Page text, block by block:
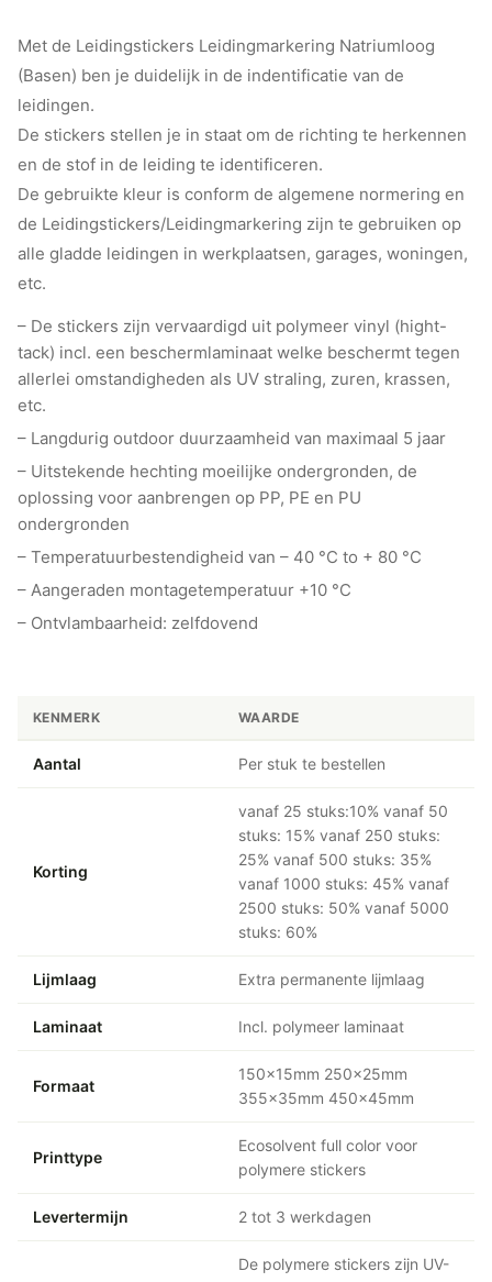
Met de Leidingstickers Leidingmarkering Natriumloog
(Basen) ben je duidelijk in de indentificatie van de
leidingen.
De stickers stellen je in staat om de richting te herkennen
en de stof in de leiding te identificeren.
De gebruikte kleur is conform de algemene normering en
de Leidingstickers/Leidingmarkering zijn te gebruiken op
alle gladde leidingen in werkplaatsen, garages, woningen,
etc.
– De stickers zijn vervaardigd uit polymeer vinyl (hight-
tack) incl. een beschermlaminaat welke beschermt tegen
allerlei omstandigheden als UV straling, zuren, krassen,
etc.
– Langdurig outdoor duurzaamheid van maximaal 5 jaar
– Uitstekende hechting moeilijke ondergronden, de
oplossing voor aanbrengen op PP, PE en PU
ondergronden
– Temperatuurbestendigheid van – 40 °C to + 80 °C
– Aangeraden montagetemperatuur +10 °C
– Ontvlambaarheid: zelfdovend
KENMERK WAARDE
Aantal Per stuk te bestellen
Korting
vanaf 25 stuks:10% vanaf 50
stuks: 15% vanaf 250 stuks:
25% vanaf 500 stuks: 35%
vanaf 1000 stuks: 45% vanaf
2500 stuks: 50% vanaf 5000
stuks: 60%
Lijmlaag Extra permanente lijmlaag
Laminaat Incl. polymeer laminaat
Formaat
150x15mm 250x25mm
355x35mm 450x45mm
Printtype
Ecosolvent full color voor
polymere stickers
Levertermijn 2 tot 3 werkdagen
De polymere stickers zijn UV-